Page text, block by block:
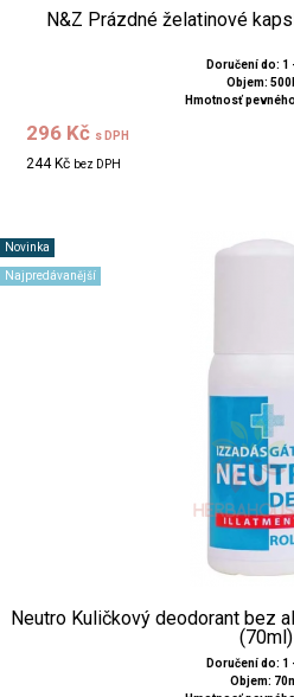
N&Z Prázdné želatinové
Doručení do: 1
Objem:
Hmotnosť
296 Kč s DPH
244 Kč bez DPH
Novinka
Najpredávanější
Neutro Kuličkový deodorant bez
(70ml)
Doručení do: 1
Objem: